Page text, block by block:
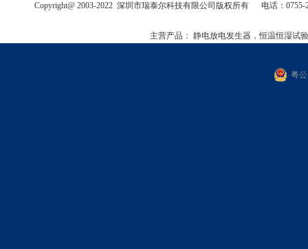
Copyright@ 2003-2022 深圳市瑞泰尔科技有限公司 版权所有 电话：0755-
主营产品： 静电放电发生器，恒温恒湿试
粤公